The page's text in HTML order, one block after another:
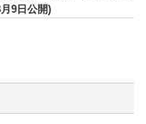
9日公開)